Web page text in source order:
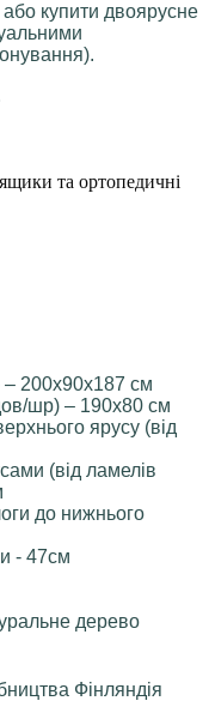
купити двоярусне
та ортопедичні
– 200х90х187 см
шр) – 190х80 см
ярусу (від
(від ламелів
до нижнього
- 47см
дерево
Фінляндія